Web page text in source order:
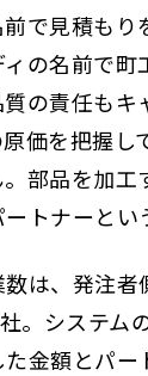
前で見積も
の名前で町
の責任もキ
価を把握し
部品を加工
トナーとい
は、発注者
。システム
金額とパー